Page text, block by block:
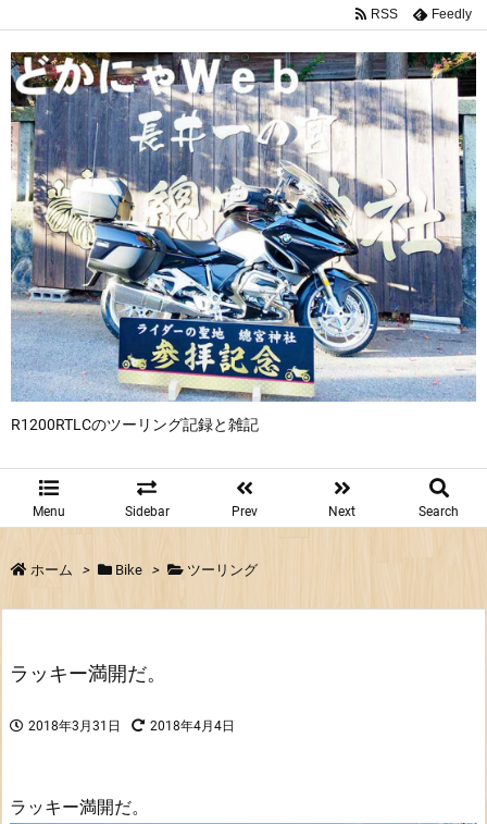
R1200RTLCのツーリング記録と雑記
Menu Sidebar Prev Next Search
RSS Feedly
ホーム > Bike > ツーリング
ラッキー満開だ。
2018年3月31日 2018年4月4日
ラッキー満開だ。